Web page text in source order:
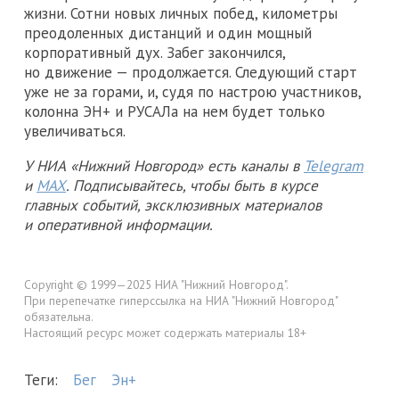
жизни. Сотни новых личных побед, километры
преодоленных дистанций и один мощный
корпоративный дух. Забег закончился,
но движение — продолжается. Следующий старт
уже не за горами, и, судя по настрою участников,
колонна ЭН+ и РУСАЛа на нем будет только
увеличиваться.
У НИА «Нижний Новгород» есть каналы в Telegram
и MAX. Подписывайтесь, чтобы быть в курсе
главных событий, эксклюзивных материалов
и оперативной информации.
Copyright © 1999—2025 НИА "Нижний Новгород".
При перепечатке гиперссылка на НИА "Нижний Новгород"
обязательна.
Настоящий ресурс может содержать материалы 18+
Теги: Бег Эн+